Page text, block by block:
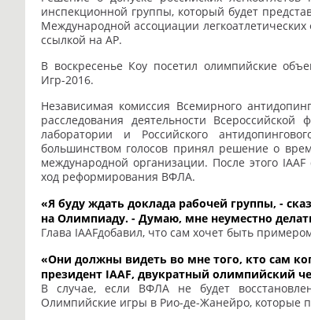
инспекционной группы, который будет
Международной ассоциации легкоатлетических
ссылкой на AP.
В воскресенье Коу посетил олимпийские
Игр-2016.
Независимая комиссия Всемирного
расследования деятельности
лаборатории и Российского
большинством голосов принял решение о
международной организации. После этого
ход реформирования ВФЛА.
«Я буду ждать доклада рабочей группы, -
на Олимпиаду. - Думаю, мне неуместно
Глава IAAFдобавил, что сам хочет быть
«Они должны видеть во мне того, кто сам
президент IAAF, двукратный олимпийский
В случае, если ВФЛА не будет
Олимпийские игры в Рио-де-Жанейро, которые